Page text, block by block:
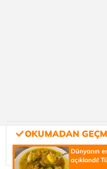
Dünyanın
açıklandı!